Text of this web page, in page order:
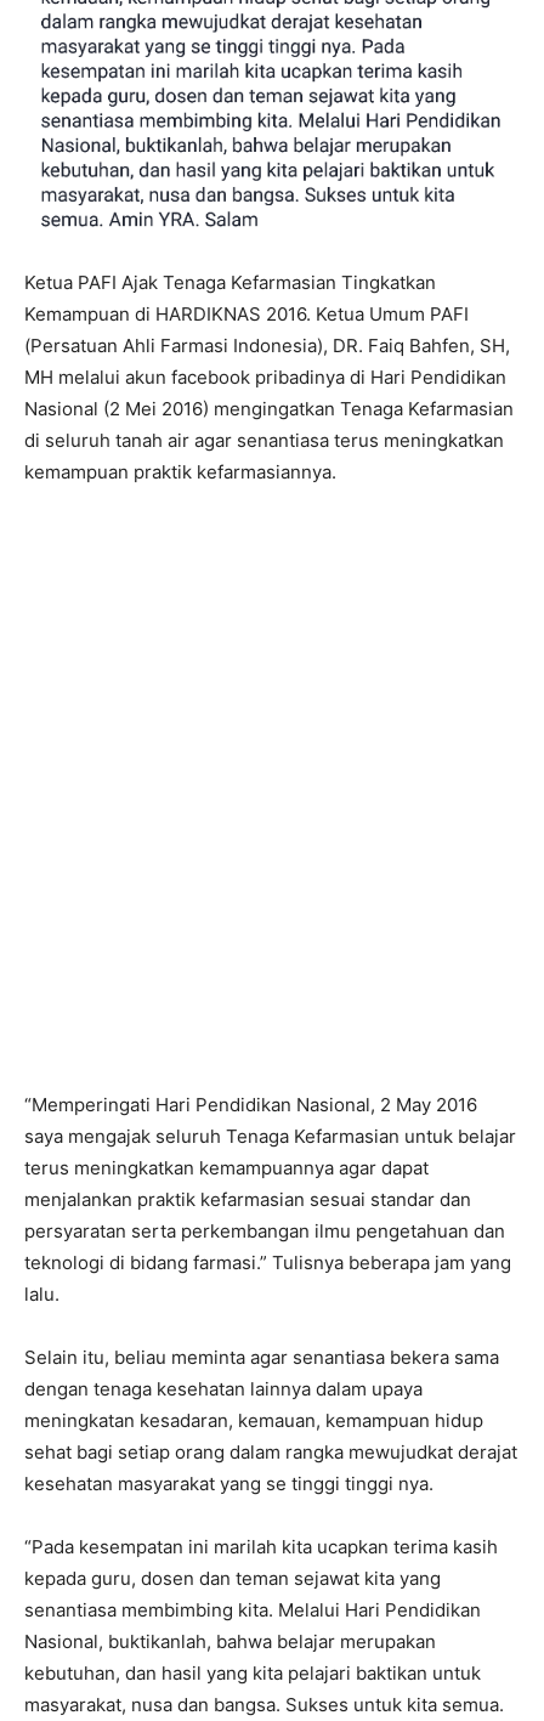
Ketua PAFI Ajak Tenaga Kefarmasian Tingkatkan
Kemampuan di HARDIKNAS 2016. Ketua Umum PAFI
(Persatuan Ahli Farmasi Indonesia), DR. Faiq Bahfen, SH,
MH melalui akun facebook pribadinya di Hari Pendidikan
Nasional (2 Mei 2016) mengingatkan Tenaga Kefarmasian
di seluruh tanah air agar senantiasa terus meningkatkan
kemampuan praktik kefarmasiannya.
“Memperingati Hari Pendidikan Nasional, 2 May 2016
saya mengajak seluruh Tenaga Kefarmasian untuk belajar
terus meningkatkan kemampuannya agar dapat
menjalankan praktik kefarmasian sesuai standar dan
persyaratan serta perkembangan ilmu pengetahuan dan
teknologi di bidang farmasi.” Tulisnya beberapa jam yang
lalu.
Selain itu, beliau meminta agar senantiasa bekera sama
dengan tenaga kesehatan lainnya dalam upaya
meningkatan kesadaran, kemauan, kemampuan hidup
sehat bagi setiap orang dalam rangka mewujudkat derajat
kesehatan masyarakat yang se tinggi tinggi nya.
“Pada kesempatan ini marilah kita ucapkan terima kasih
kepada guru, dosen dan teman sejawat kita yang
senantiasa membimbing kita. Melalui Hari Pendidikan
Nasional, buktikanlah, bahwa belajar merupakan
kebutuhan, dan hasil yang kita pelajari baktikan untuk
masyarakat, nusa dan bangsa. Sukses untuk kita semua.